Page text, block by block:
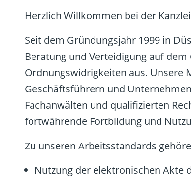
Herzlich Willkommen bei der
Seit dem Gründungsjahr 1999 in
Beratung und Verteidigung auf
Ordnungswidrigkeiten aus. Unsere
Geschäftsführern und
Fachanwälten und qualifizierten
fortwährende Fortbildung und
Zu unseren Arbeitsstandards
Nutzung der elektronischen Akte